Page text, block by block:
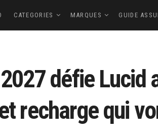
CATEGORIES MARQUES GUIDE
défie Lucid
recharge qui